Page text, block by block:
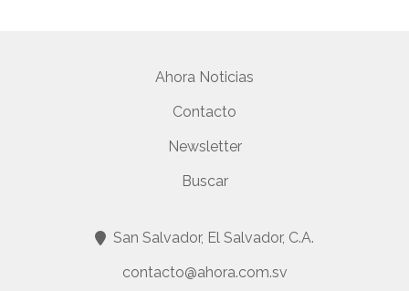
Ahora Noticias
Contacto
Newsletter
Buscar
San Salvador, El Salvador, C.A.
contacto@ahora.com.sv